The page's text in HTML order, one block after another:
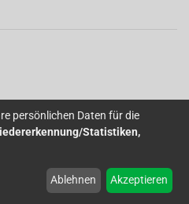
persönlichen Daten für die
Statistiken,
Ablehnen Akzeptieren